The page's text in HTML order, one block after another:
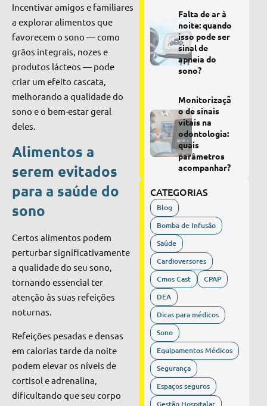
Incentivar amigos e familiares
a explorar alimentos que
favorecem o sono — como
grãos integrais, nozes e
produtos lácteos — pode
criar um efeito cascata,
melhorando a qualidade do
sono e o bem-estar geral
deles.
Alimentos a
serem evitados
para a saúde do
sono
Certos alimentos podem
perturbar significativamente
a qualidade do seu sono,
tornando essencial ter
atenção às suas refeições
noturnas.
Refeições pesadas e densas
em calorias tarde da noite
podem elevar os níveis de
cortisol e adrenalina,
dificultando que seu corpo
Falta de ar à
noite: quando
isso pode ser
sinal de
apneia do
sono?
Monitorizaçã
o de sinais
vitais na
odontologia:
quais
parâmetros
acompanhar?
CATEGORIAS
Blog
Bomba de Infusão
Saúde
Cardioversores
Cmos Cast
CPAP
DEA
Dicas para médicos
Sono
Equipamentos Médicos
Segurança
Espaços seguros